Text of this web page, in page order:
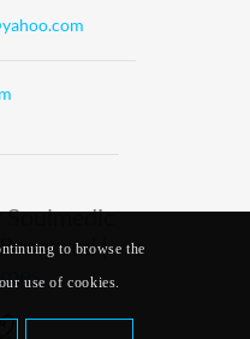
|
to browse the
use of cookies.